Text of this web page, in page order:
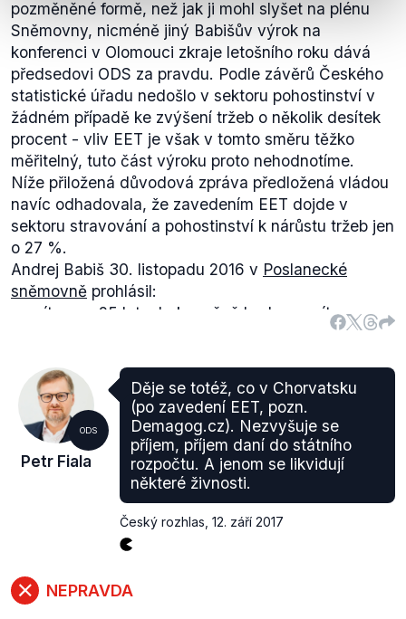
výučním listem, na nichž se nejčastěji vyučují
řemeslné obory, v posledních deseti letech vykazují
klesající zájem o takové obory. Nově přijatých bylo
ve školním roce 2016/2017 o více čtvrtinu méně než
před deseti lety. Se znatelně klesajícím počtem
nově přijatých se v posledních letech vyrovnávají i
technické a přírodovědné obory na vysokých
podnikatele s ročním obratem nižším než 1 milion
korun.
O samotném zákomu se v Poslanecké sněmovně
hlasovalo dvakrát (ve 3. čtení a povrácení zákona
Senátem), v obou případech pak byla ODS proti.
pozměněné formě, než jak ji mohl slyšet na plénu
Sněmovny, nicméně jiný Babišův výrok na
konferenci v Olomouci zkraje letošního roku dává
předsedovi ODS za pravdu. Podle závěrů Českého
statistické úřadu nedošlo v sektoru pohostinství v
žádném případě ke zvýšení tržeb o několik desítek
procent - vliv EET je však v tomto směru těžko
měřitelný, tuto část výroku proto nehodnotíme.
Níže přiložená důvodová zpráva předložená vládou
navíc odhadovala, že zavedením EET dojde v
sektoru stravování a pohostinství k nárůstu tržeb jen
o 27 %.
Andrej Babiš 30. listopadu 2016 v Poslanecké
sněmovně prohlásil:
... zítra, po 25 letech, konečně budeme mít
evidenci tržeb. Poslední v Evropě! A funguje to.
podnikatelé, kteří vítají narovnání trhu. A to, že z
toho vypadnou daně. Samozřejmě. Už dnes za námi
chodí podnikatelé. A my nechceme nikoho
pronásledovat. Víme, že budou mít nárůsty tržeb o
stovky procent.
(...)Rozdíl je, že určitě ne 5 milionů
korun, protože samozřejmě EET ukáže ty skutečné
tržby. A o tom jsem přesvědčen, že tak jak to bylo v
jiných zemích, že došlo k nárůstu stovek procent
tržeb, tak to bude i u nás
Babiš tedy veřejně hovořil o stovkách procent tržeb
v souvislosti se zavedením celého systému EET.
ODS
Petr Fiala
Děje se totéž, co v Chorvatsku
(po zavedení EET, pozn.
Demagog.cz). Nezvyšuje se
příjem, příjem daní do státního
rozpočtu. A jenom se likvidují
některé živnosti.
Český rozhlas 12. září 2017
NEPRAVDA